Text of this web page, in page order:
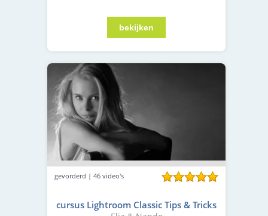
gevorderd | 46 video's
cursus Lightroom Classic Tips & Tricks